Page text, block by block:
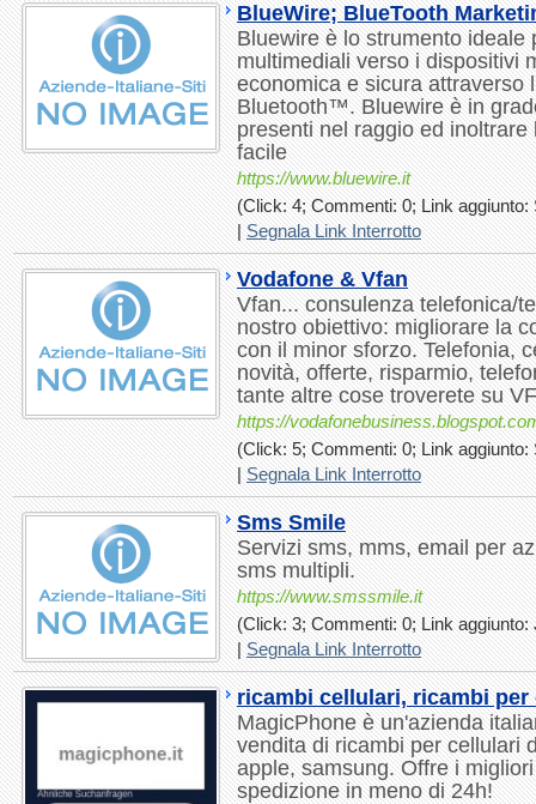
BlueWire; BlueTooth
Bluewire è lo strumento ideale
multimediali verso i dispositivi
economica e sicura attraverso
Bluetooth™. Bluewire è in
presenti nel raggio ed
facile
https://www.bluewire.it
(Click: 4; Commenti: 0; Link aggiunto:
|Segnala Link Interrotto
Vodafone & Vfan
Vfan... consulenza telefonica/
nostro obiettivo: migliorare la
con il minor sforzo. Telefonia,
novità, offerte, risparmio,
tante altre cose troverete su
https://
(Click: 5; Commenti: 0; Link aggiunto:
|Segnala Link Interrotto
Sms Smile
Servizi sms, mms, email per
sms multipli.
https://www.smssmile.it
(Click: 3; Commenti: 0; Link aggiunto:
|Segnala Link Interrotto
ricambi cellulari, ricambi per
MagicPhone è un'azienda
vendita di ricambi per cellulari
apple, samsung. Offre i
spedizione in meno di 24h!